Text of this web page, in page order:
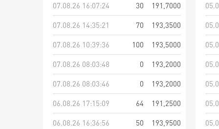
07.08.26 16:07:24
30
191,7000
07.08.26 14:35:21
70
193,3500
07.08.26 10:39:36
100
193,5000
07.08.26 08:03:48
0
193,2000
07.08.26 08:03:46
0
193,2000
06.08.26 17:15:09
64
191,2500
06.08.26 16:36:56
50
193,9500